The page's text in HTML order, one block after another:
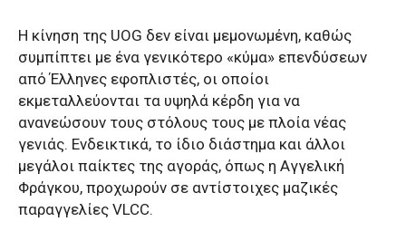
Η κίνηση της UOG δεν είναι μεμονωμένη, καθώς
συμπίπτει με ένα γενικότερο «κύμα» επενδύσεων
από Έλληνες εφοπλιστές, οι οποίοι
εκμεταλλεύονται τα υψηλά κέρδη για να
ανανεώσουν τους στόλους τους με πλοία νέας
γενιάς. Ενδεικτικά, το ίδιο διάστημα και άλλοι
μεγάλοι παίκτες της αγοράς, όπως η Αγγελική
Φράγκου, προχωρούν σε αντίστοιχες μαζικές
παραγγελίες VLCC.